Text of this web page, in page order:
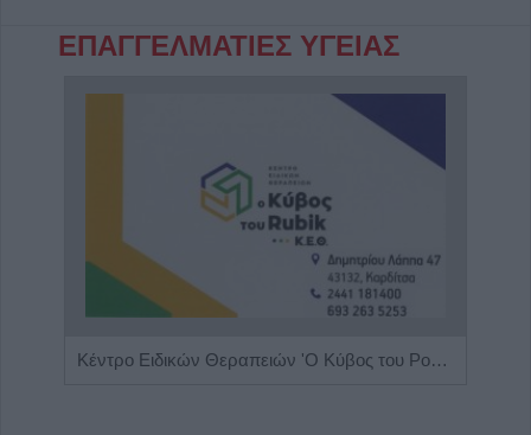
ΕΠΑΓΓΕΛΜΑΤΙΕΣ ΥΓΕΙΑΣ
Κέντρο Ειδικών Θεραπειών 'Ο Κύβος του Ρούμπικ'